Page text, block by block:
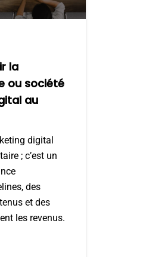
la
ou société
au
digital
; c’est un
des
et des
les revenus.